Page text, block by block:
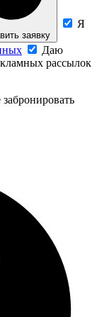
заявку
Я
Даю
рассылок